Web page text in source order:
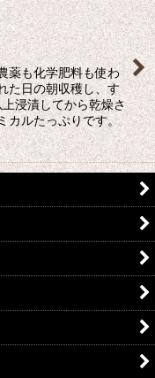
薬も化学肥料も使わ
た日の朝収穫し、す
浸漬してから乾燥さ
カルたっぷりです。